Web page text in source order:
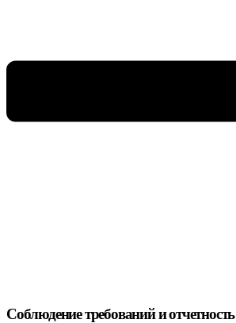
Соблюдение требований и отчетность